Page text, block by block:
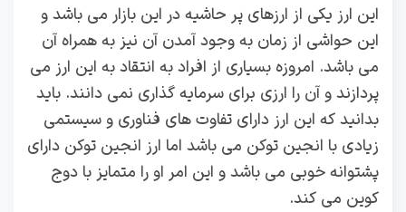
این ارز یکی از ارزهای پر حاشیه در این بازار می باشد و
این حواشی از زمان به وجود آمدن آن نیز به همراه آن
می باشد. امروزه بسیاری از افراد به انتقاد به این ارز می
پردازند و آن را ارزی برای سرمایه گذاری نمی دانند. باید
بدانید که این ارز دارای تفاوت های فناوری و سیستمی
زیادی با انجین توکن می باشد اما ارز انجین توکن دارای
پشتوانه خوبی می باشد و این امر او را متمایز با دوج
کوین می کند.